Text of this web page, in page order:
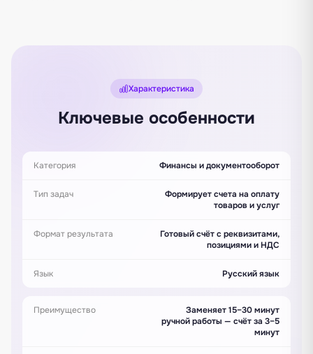
Характеристика
Ключевые особенности
Категория Финансы и документооборот
Тип задач
Формирует счета на оплату
товаров и услуг
Формат результата
Готовый счёт с реквизитами,
позициями и НДС
Язык Русский язык
Преимущество
Заменяет 15–30 минут
ручной работы — счёт за 3–5
минут